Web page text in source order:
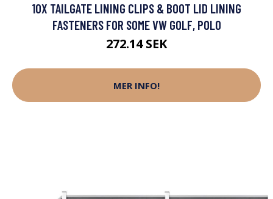
10X TAILGATE LINING CLIPS & BOOT LID LINING
FASTENERS FOR SOME VW GOLF, POLO
272.14 SEK
MER INFO!